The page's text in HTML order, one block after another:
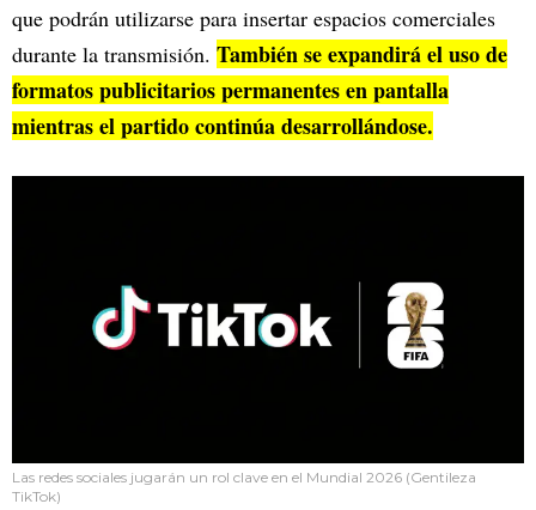
que podrán utilizarse para insertar espacios comerciales
durante la transmisión. También se expandirá el uso de
formatos publicitarios permanentes en pantalla
mientras el partido continúa desarrollándose.
Las redes sociales jugarán un rol clave en el Mundial 2026 (Gentileza
TikTok)